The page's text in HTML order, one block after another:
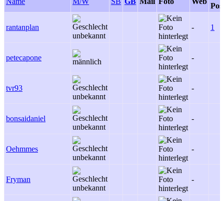
rantanplan - 1
petecapone -
tvr93 -
bonsaidaniel -
Oehmmes -
Fryman -